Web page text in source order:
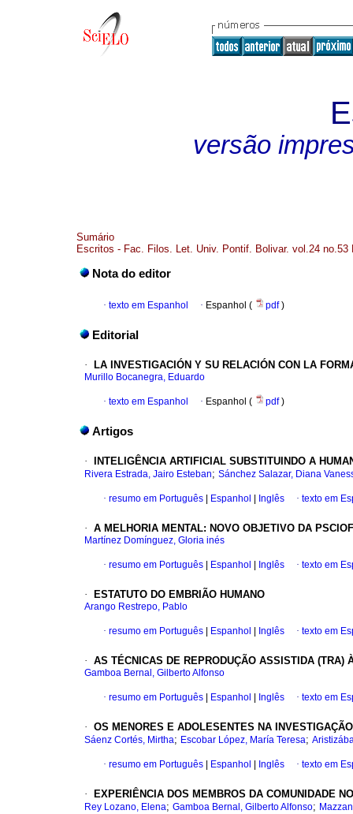
versão
Sumário
Escritos - Fac. Filos. Let. Univ. Pontif. Bolivar. vol.24 no.53
Nota do editor
· texto em Espanhol · Espanhol ( pdf)
Editorial
· LA INVESTIGACIÓN Y SU RELACIÓN CON LA
Murillo Bocanegra, Eduardo
· texto em Espanhol · Espanhol ( pdf)
Artigos
· INTELIGÊNCIA ARTIFICIAL SUBSTITUINDO A
Rivera Estrada, Jairo Esteban; Sánchez Salazar, Diana
· resumo em Português Espanhol Inglês · texto em
· A MELHORIA MENTAL: NOVO OBJETIVO DA
Martínez Domínguez, Gloria inés
· resumo em Português Espanhol Inglês · texto em
· ESTATUTO DO EMBRIÃO HUMANO
Arango Restrepo, Pablo
· resumo em Português Espanhol Inglês · texto em
· AS TÉCNICAS DE REPRODUÇÃO ASSISTIDA (TRA)
Gamboa Bernal, Gilberto Alfonso
· resumo em Português Espanhol Inglês · texto em
· OS MENORES E ADOLESENTES NA
Sáenz Cortés, Mirtha; Escobar López, María Teresa;
· resumo em Português Espanhol Inglês · texto em
· EXPERIÊNCIA DOS MEMBROS DA COMUNIDADE
Rey Lozano, Elena; Gamboa Bernal, Gilberto Alfonso;